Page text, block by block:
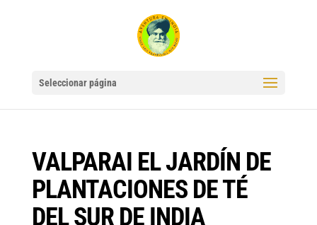
Seleccionar página
VALPARAI EL JARDÍN DE
PLANTACIONES DE TÉ
DEL SUR DE INDIA